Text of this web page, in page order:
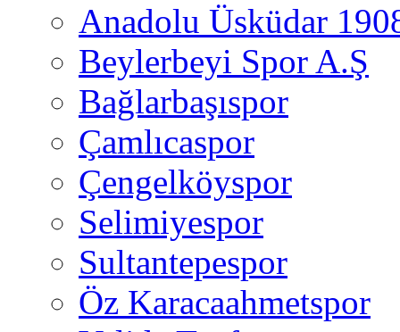
Anadolu Üsküdar
Beylerbeyi Spor A.Ş
Bağlarbaşıspor
Çamlıcaspor
Çengelköyspor
Selimiyespor
Sultantepespor
Öz Karacaahmetspor